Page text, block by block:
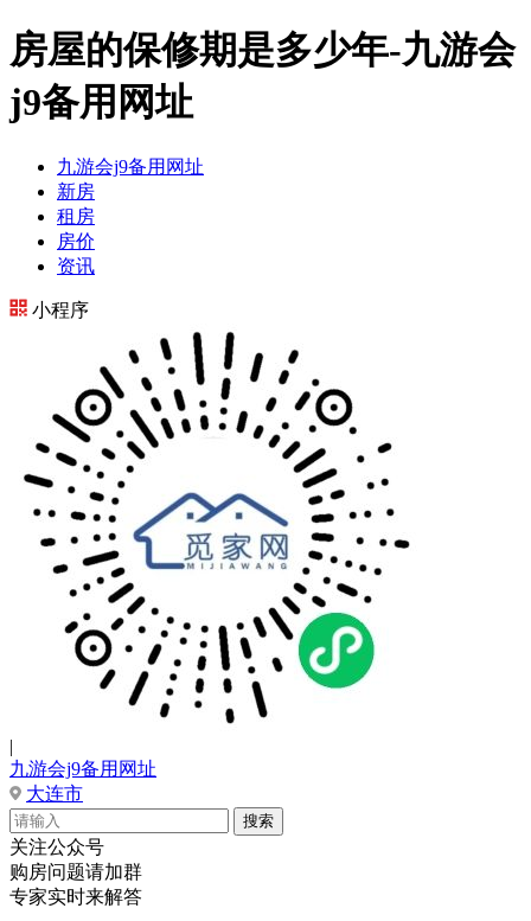
房屋的保修期是多少年-九游会
j9备用网址
九游会j9备用网址
新房
租房
房价
资讯
小程序
|
九游会j9备用网址
大连市
关注公众号
购房问题请加群
专家实时来解答